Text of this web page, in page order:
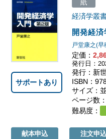
開発経
経済学叢
戸堂康之(
定価：
紙
発行日：
発行：新
ISBN：
サイズ：
ページ数
難易度：
サポートあり
献本申込
注文申込